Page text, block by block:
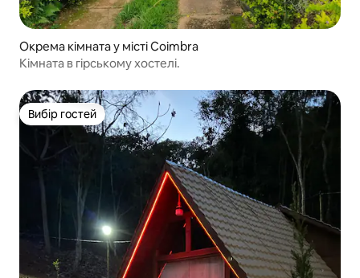
Окрема кімната у місті Coimbra
Кімната в гірському хостелі.
Вибір гостей
Вибір гостей